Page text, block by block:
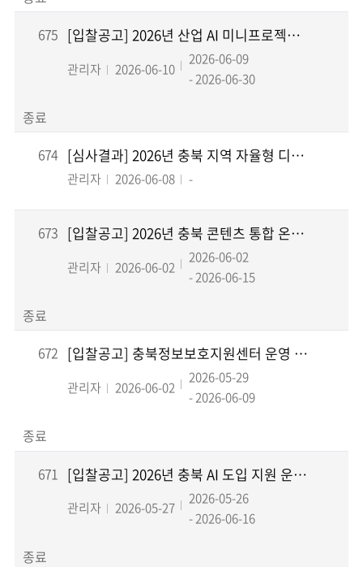
675
[입찰공고] 2026년 산업 AI 미니프로젝트 및 패스트트랙 운영 용역
관리자 2026-06-10
2026-06-09
- 2026-06-30
종료
674
[심사결과] 2026년 충북 지역 자율형 디지털 혁신프로젝트 중장기 로드맵 수립 및 후속사...
관리자 2026-06-08 -
673 [입찰공고] 2026년 충북 콘텐츠 통합 온라인 플랫폼 구축 용역
관리자 2026-06-02
2026-06-02
- 2026-06-15
종료
672
[입찰공고] 충북정보보호지원센터 운영 지원 용역
관리자 2026-06-02
2026-05-29
- 2026-06-09
종료
671
[입찰공고] 2026년 충북 AI 도입 지원 운영 용역(재입찰)
관리자 2026-05-27
2026-05-26
- 2026-06-16
종료